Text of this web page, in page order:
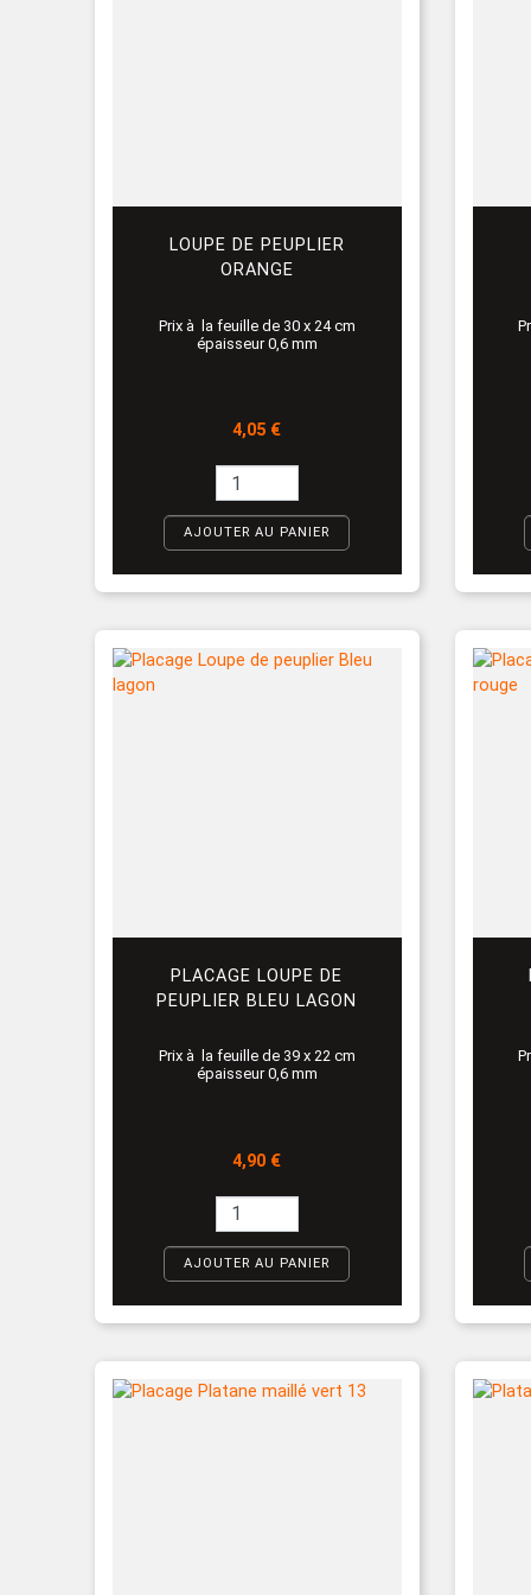
LOUPE DE PEUPLIER
ORANGE
Prix à la feuille de 30 x 24 cm
épaisseur 0,6 mm
Prix
4,05 €
AJOUTER AU PANIER
PLACAGE LOUPE DE
PEUPLIER BLEU LAGON
Prix à la feuille de 39 x 22 cm
épaisseur 0,6 mm
Prix
4,90 €
AJOUTER AU PANIER